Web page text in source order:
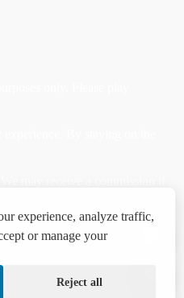
addiction, you can find help
experience, analyze traffic,
or manage your
Reject all